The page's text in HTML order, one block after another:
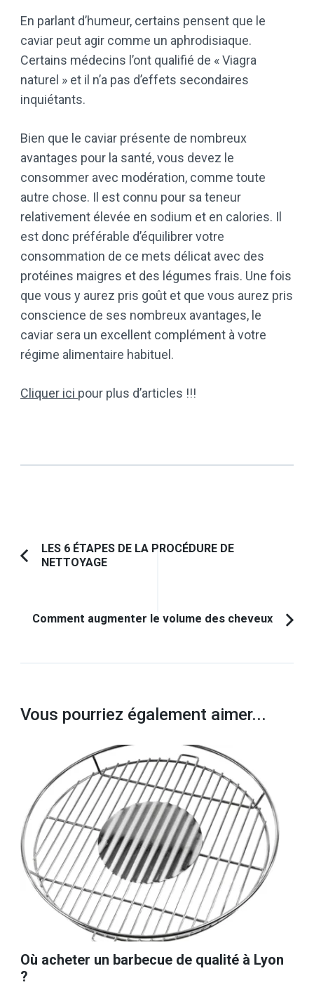
En parlant d’humeur, certains pensent que le
caviar peut agir comme un aphrodisiaque.
Certains médecins l’ont qualifié de « Viagra
naturel » et il n’a pas d’effets secondaires
inquiétants.
Bien que le caviar présente de nombreux
avantages pour la santé, vous devez le
consommer avec modération, comme toute
autre chose. Il est connu pour sa teneur
relativement élevée en sodium et en calories. Il
est donc préférable d’équilibrer votre
consommation de ce mets délicat avec des
protéines maigres et des légumes frais. Une fois
que vous y aurez pris goût et que vous aurez pris
conscience de ses nombreux avantages, le
caviar sera un excellent complément à votre
régime alimentaire habituel.
Cliquer ici pour plus d’articles !!!
Navigation
d'article
Article
LES 6 ÉTAPES DE LA PROCÉDURE DE
NETTOYAGE
Comment augmenter le volume des cheveux
Vous pourriez également aimer...
Où acheter un barbecue de qualité à Lyon
?